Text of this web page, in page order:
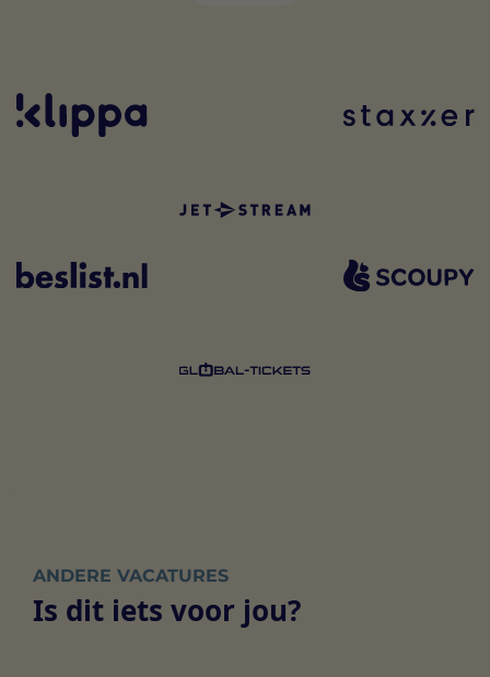
ANDERE VACATURES
Is dit iets voor jou?